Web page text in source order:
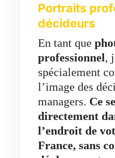
Portraits
décideurs
En tant que
professionnel,
spécialement
l’image des
managers. Ce
directement
l’endroit de
France, sans